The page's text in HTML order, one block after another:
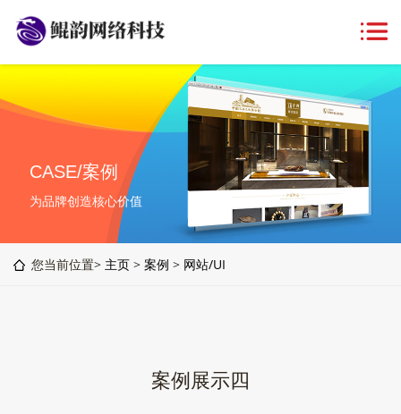
CASE/案例
为品牌创造核心价值
您当前位置> 主页 > 案例 > 网站/UI
案例展示四